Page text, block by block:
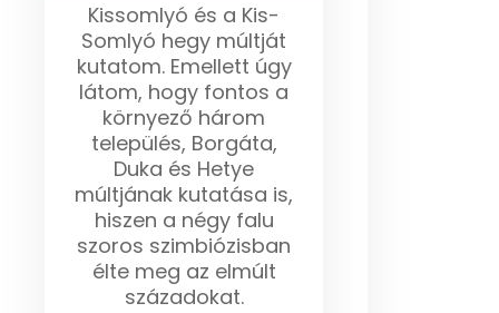
Kissomlyó és a Kis-
Somlyó hegy múltját
kutatom. Emellett úgy
látom, hogy fontos a
környező három
település, Borgáta,
Duka és Hetye
múltjának kutatása is,
hiszen a négy falu
szoros szimbiózisban
élte meg az elmúlt
századokat.